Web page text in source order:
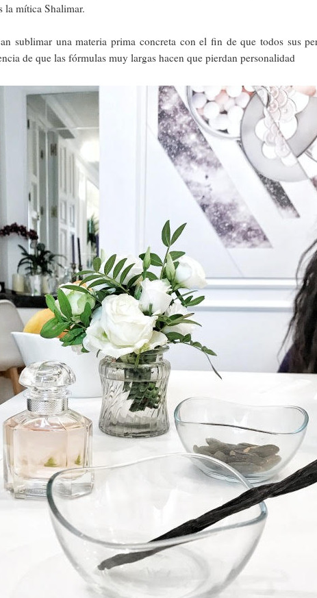
la mítica Shalimar.
sublimar una materia prima concreta con el fin de que todos sus
de que las fórmulas muy largas hacen que pierdan personalidad